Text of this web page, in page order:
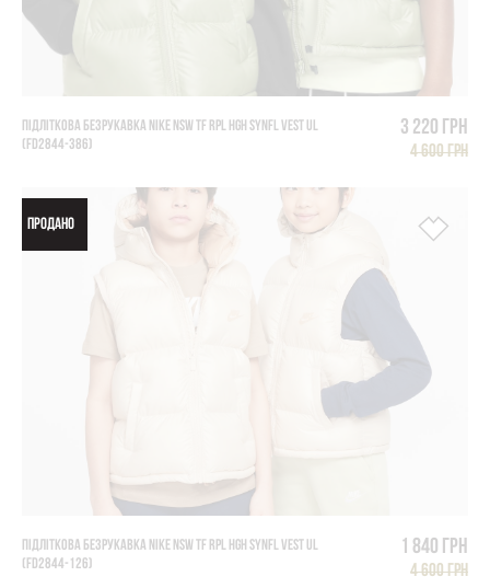
ПІДЛІТКОВА БЕЗРУКАВКА NIKE NSW TF RPL HGH SYNFL VEST UL
(FD2844-386)
3 220 грн
4 600 грн
ПРОДАНО
ПІДЛІТКОВА БЕЗРУКАВКА NIKE NSW TF RPL HGH SYNFL VEST UL
(FD2844-126)
1 840 грн
4 600 грн